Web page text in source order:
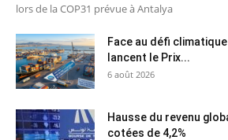
lors de la COP31 prévue à Antalya
Face au défi climatique
lancent le Prix...
6 août 2026
Hausse du revenu
cotées de 4,2%